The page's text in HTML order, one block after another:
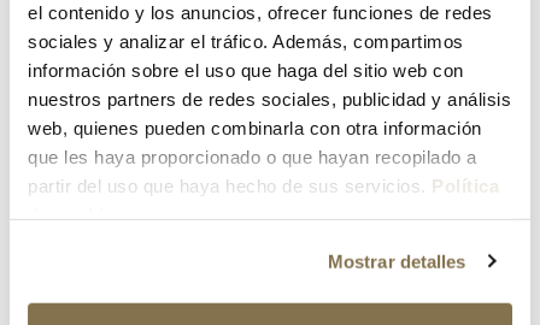
el contenido y los anuncios, ofrecer funciones de redes
sociales y analizar el tráfico. Además, compartimos
información sobre el uso que haga del sitio web con
nuestros partners de redes sociales, publicidad y análisis
web, quienes pueden combinarla con otra información
que les haya proporcionado o que hayan recopilado a
partir del uso que haya hecho de sus servicios. Política
Mostrar detalles
¿Has olvidado tu contraseña?